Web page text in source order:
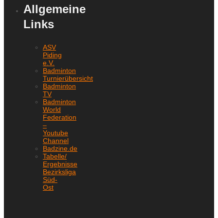
Allgemeine
Links
ASV
Piding
e.V.
Badminton
Turnierübersicht
Badminton
TV
Badminton
World
Federation
–
Youtube
Channel
Badzine.de
Tabelle/
Ergebnisse
Bezirksliga
Süd-
Ost